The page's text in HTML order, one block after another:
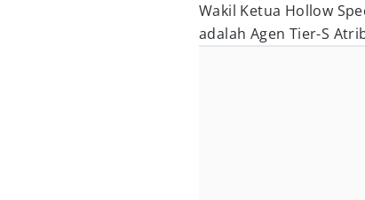
Wakil Ketua Hollow
adalah Agen Tier-S